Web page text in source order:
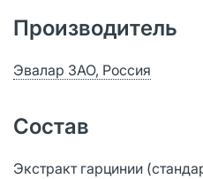
Производитель
Эвалар ЗАО, Россия
Состав
Экстракт гарцинии